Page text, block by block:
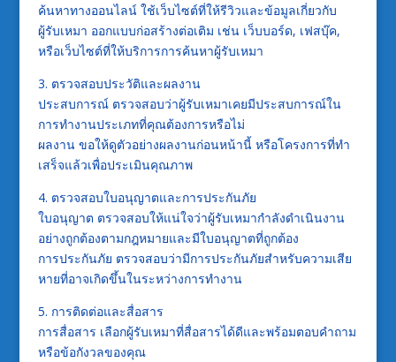
ค้นหาทางออนไลน์ ใช้เว็บไซต์ที่ให้รีวิวและข้อมูลเกี่ยวกับ
ผู้รับเหมา ออกแบบก่อสร้างต่อเติม เช่น เว็บบอร์ด, เฟสบุ๊ค,
หรือเว็บไซต์ที่ให้บริการการค้นหาผู้รับเหมา
3. ตรวจสอบประวัติและผลงาน
ประสบการณ์ ตรวจสอบว่าผู้รับเหมาเคยมีประสบการณ์ใน
การทำงานประเภทที่คุณต้องการหรือไม่
ผลงาน ขอให้ดูตัวอย่างผลงานก่อนหน้านี้ หรือโครงการที่ทำ
เสร็จแล้วเพื่อประเมินคุณภาพ
4. ตรวจสอบใบอนุญาตและการประกันภัย
ใบอนุญาต ตรวจสอบให้แน่ใจว่าผู้รับเหมากำลังดำเนินงาน
อย่างถูกต้องตามกฎหมายและมีใบอนุญาตที่ถูกต้อง
การประกันภัย ตรวจสอบว่ามีการประกันภัยสำหรับความเสีย
หายที่อาจเกิดขึ้นในระหว่างการทำงาน
5. การติดต่อและสื่อสาร
การสื่อสาร เลือกผู้รับเหมาที่สื่อสารได้ดีและพร้อมตอบคำถาม
หรือข้อกังวลของคุณ